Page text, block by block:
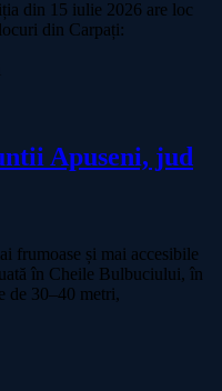
din 15 iulie 2026 are loc
din Carpați:
Apuseni, jud
frumoase și mai accesibile
în Cheile Bulbuciului, în
de 30–40 metri,